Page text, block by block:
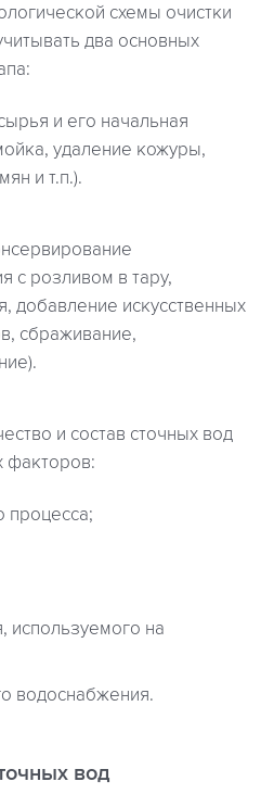
схемы очистки
два основных
и его начальная
удаление кожуры,
и т.п.).
с розливом в тару,
добавление искусственных
сбраживание,
и состав сточных вод
факторов:
процесса;
используемого на
водоснабжения.
вод